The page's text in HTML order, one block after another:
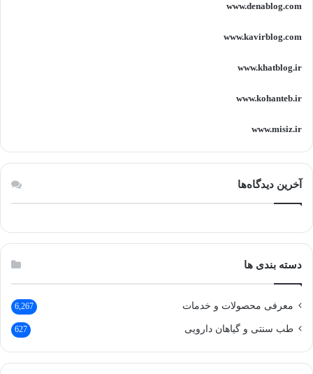
www.denablog.com
www.kavirblog.com
www.khatblog.ir
www.kohanteb.ir
www.misiz.ir
آخرین دیدگاه‌ها
دسته بندی ها
معرفی محصولات و خدمات 6,267
طب سنتی و گیاهان دارویی 627